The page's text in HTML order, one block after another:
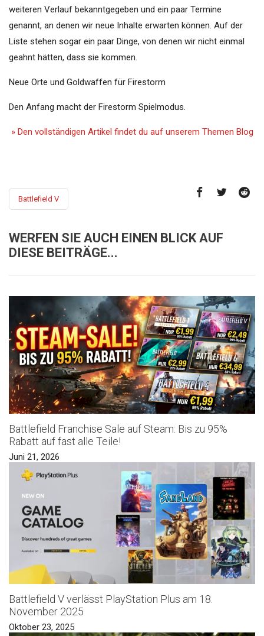
weiteren Verlauf bekanntgegeben und ein paar Termine
genannt, an denen wir neue Inhalte erwarten können. Auf der
Liste stehen sogar ein paar Dinge, von denen wir nicht einmal
geahnt hätten, dass sie kommen.
Neue Orte und Goldwaffen für Firestorm
Den Anfang macht der Firestorm Spielmodus.
» Den vollständigen Artikel findet du auf unserem Themen Blog
Battlefield V
WERFEN SIE AUCH EINEN BLICK AUF
DIESE BEITRÄGE...
Battlefield Franchise Sale auf Steam: Bis zu 95%
Rabatt auf fast alle Teile!
Juni 21, 2026
Battlefield V verlässt PlayStation Plus am 18.
November 2025
Oktober 23, 2025